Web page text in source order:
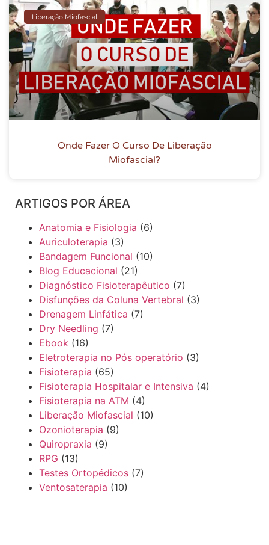
Liberação Miofascial
Onde Fazer O Curso De Liberação
Miofascial?
ARTIGOS POR ÁREA
Anatomia e Fisiologia (6)
Auriculoterapia (3)
Bandagem Funcional (10)
Blog Educacional (21)
Diagnóstico Fisioterapêutico (7)
Disfunções da Coluna Vertebral (3)
Drenagem Linfática (7)
Dry Needling (7)
Ebook (16)
Eletroterapia no Pós operatório (3)
Fisioterapia (65)
Fisioterapia Hospitalar e Intensiva (4)
Fisioterapia na ATM (4)
Liberação Miofascial (10)
Ozonioterapia (9)
Quiropraxia (9)
RPG (13)
Testes Ortopédicos (7)
Ventosaterapia (10)